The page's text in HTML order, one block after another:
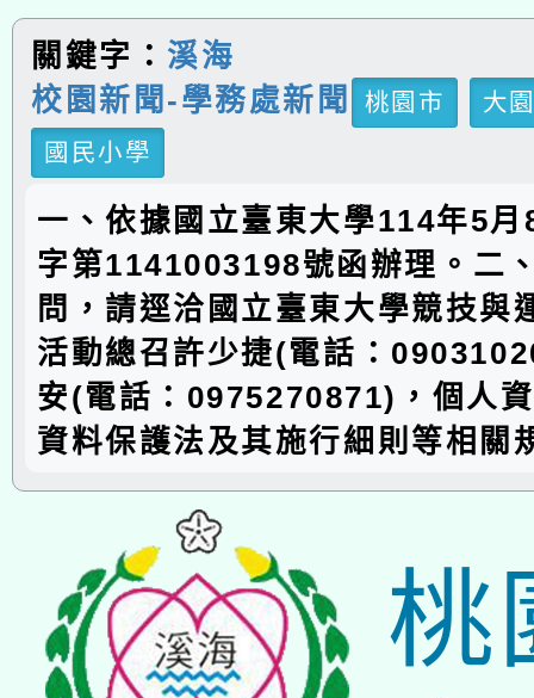
關鍵字： 溪海
校園新聞-學務處新聞
桃園市
大
國民小學
一、依據國立臺東大學114年5
字第1141003198號函辦理。二
問，請逕洽國立臺東大學競技與
活動總召許少捷(電話：
安(電話：0975270871)，個人
資料保護法及其施行細則等相關
桃